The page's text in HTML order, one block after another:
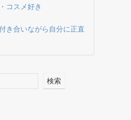
コスメ好き
き合いながら自分に正直
検索